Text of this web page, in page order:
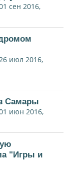
сен 2016,
июл 2016,
Самары
июн 2016,
"Игры и